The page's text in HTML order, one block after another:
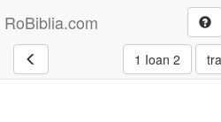
RoBiblia.com
1 Ioan 2